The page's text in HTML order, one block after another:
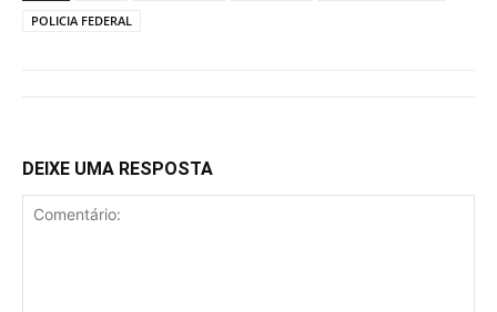
POLICIA FEDERAL
DEIXE UMA RESPOSTA